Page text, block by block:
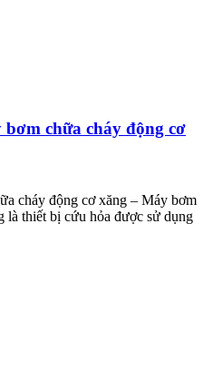
chữa cháy động cơ
cháy động cơ xăng – Máy bơm
là thiết bị cứu hỏa được sử dụng